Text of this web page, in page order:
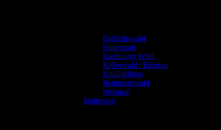
Habichtswald
Hinterland
Kaufunger Wald
Kellerwald / Edersee
Knüllgebirge
Reinhardswald
Werratal
Südhessen